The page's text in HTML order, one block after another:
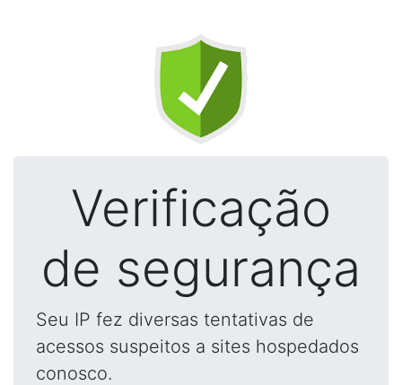
Verificação
de segurança
Seu IP fez diversas tentativas de
acessos suspeitos a sites hospedados
conosco.